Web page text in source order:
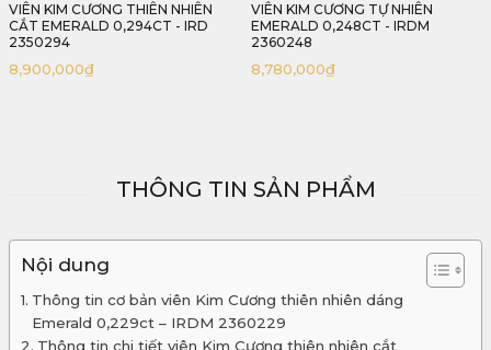
VIÊN KIM CƯƠNG TỰ NHIÊN
EMERALD 0,248CT - IRDM
2360248
8,780,000₫
VIÊN KIM CƯƠNG THIÊN NHIÊN
DÁNG EMERALD 0,229CT - IRDM
2360229
8,348,000₫
THÔNG TIN SẢN PHẨM
Nội dung
Thông tin cơ bản viên Kim Cương thiên nhiên dáng
Emerald 0,229ct – IRDM 2360229
Thông tin chi tiết viên Kim Cương thiên nhiên cắt